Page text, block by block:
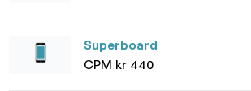
Superboard
CPM kr 440